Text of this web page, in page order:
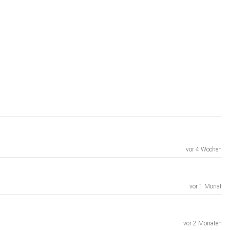
vor 4 Wochen
vor 1 Monat
vor 2 Monaten